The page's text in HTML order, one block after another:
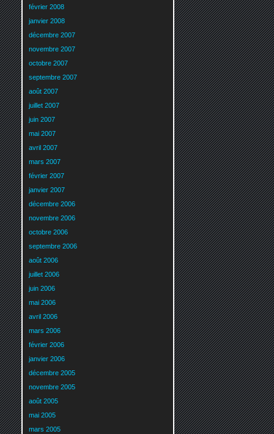
février 2008
janvier 2008
décembre 2007
novembre 2007
octobre 2007
septembre 2007
août 2007
juillet 2007
juin 2007
mai 2007
avril 2007
mars 2007
février 2007
janvier 2007
décembre 2006
novembre 2006
octobre 2006
septembre 2006
août 2006
juillet 2006
juin 2006
mai 2006
avril 2006
mars 2006
février 2006
janvier 2006
décembre 2005
novembre 2005
août 2005
mai 2005
mars 2005